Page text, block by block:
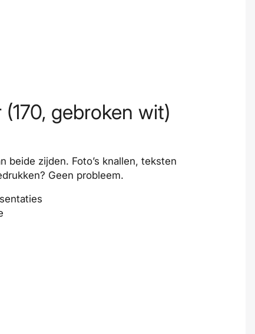
gebroken wit)
beide zijden. Foto’s knallen, teksten
Geen probleem.